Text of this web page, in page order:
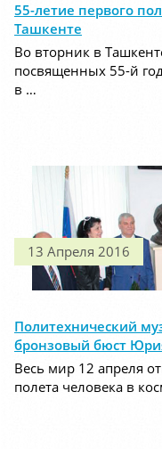
55-летие первого
Ташкенте
Во вторник в
посвященных 55-й
в …
13 Апреля 2016
Политехнический
бронзовый бюст
Весь мир 12 апреля
полета человека в